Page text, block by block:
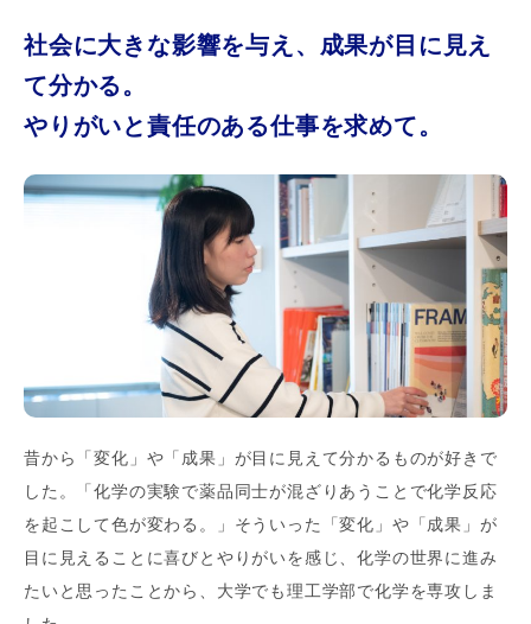
社会に大きな影響を与え、成果が目に見え
て分かる。
やりがいと責任のある仕事を求めて。
昔から「変化」や「成果」が目に見えて分かるものが好きで
した。「化学の実験で薬品同士が混ざりあうことで化学反応
を起こして色が変わる。」そういった「変化」や「成果」が
目に見えることに喜びとやりがいを感じ、化学の世界に進み
たいと思ったことから、大学でも理工学部で化学を専攻しま